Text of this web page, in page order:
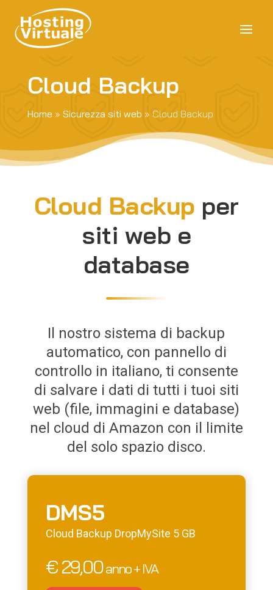
Cloud Backup
Home » Sicurezza siti web » Cloud Backup
Cloud Backup per
siti web e
database
Il nostro sistema di backup
automatico, con pannello di
controllo in italiano, ti consente
di salvare i dati di tutti i tuoi siti
web (file, immagini e database)
nel cloud di Amazon con il limite
del solo spazio disco.
DMS5
Cloud Backup DropMySite 5 GB
€ 29,00anno + IVA